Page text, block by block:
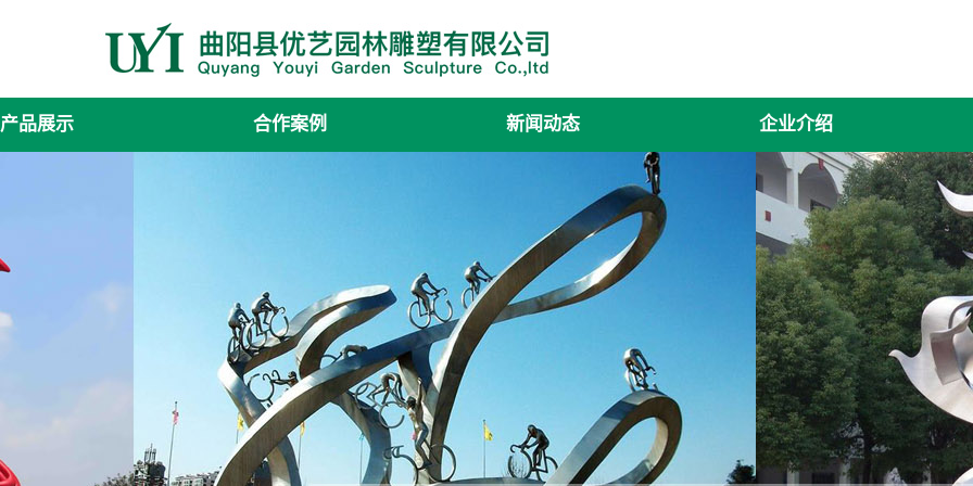
产品展示 合作案例 新闻动态 企业介绍